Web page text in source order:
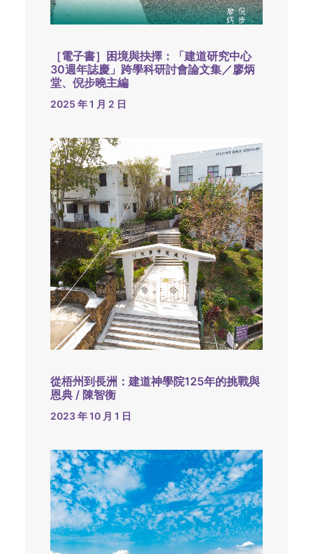
［電子書］困境與抉擇：「建道研究中心
30週年誌慶」跨學科研討會論文集／廖炳
堂、倪步曉主編
2025 年 1 月 2 日
從梧州到長洲：建道神學院125年的挑戰與
恩典 / 陳智衡
2023 年 10 月 1 日